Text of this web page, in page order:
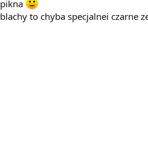
pikna
blachy to chyba specjalnei czarne